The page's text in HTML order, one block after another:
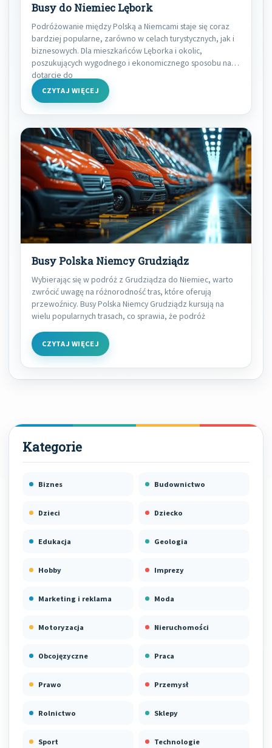
Busy do Niemiec Lębork
Podróżowanie między Polską a Niemcami staje się coraz
bardziej popularne, zarówno w celach turystycznych, jak i
biznesowych. Dla mieszkańców Lęborka i okolic,
poszukujących wygodnego i ekonomicznego sposobu na
dotarcie do
CZYTAJ WIĘCEJ
Busy Polska Niemcy Grudziądz
Wybierając się w podróż z Grudziądza do Niemiec, warto
zwrócić uwagę na różnorodność tras, które oferują
przewoźnicy. Busy Polska Niemcy Grudziądz kursują na
wielu popularnych trasach, co sprawia, że podróż
CZYTAJ WIĘCEJ
Biznes Budownictwo
Dzieci Dziecko
Edukacja Geologia
Hobby Imprezy
Marketing i reklama Moda
Motoryzacja Nieruchomości
Obcojęzyczne Praca
Prawo Przemysł
Rolnictwo Sklepy
Sport Technologie